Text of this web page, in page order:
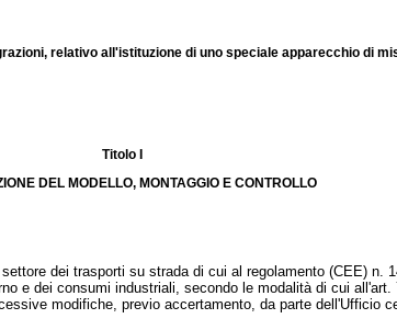
relativo all'istituzione di uno speciale apparecchio di
Titolo I
DEL MODELLO, MONTAGGIO E CONTROLLO
dei trasporti su strada di cui al regolamento (CEE) n.
e dei consumi industriali, secondo le modalità di cui
modifiche, previo accertamento, da parte dell'Ufficio